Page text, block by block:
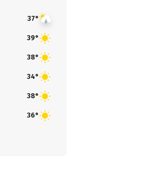
37°
39°
38°
34°
38°
36°